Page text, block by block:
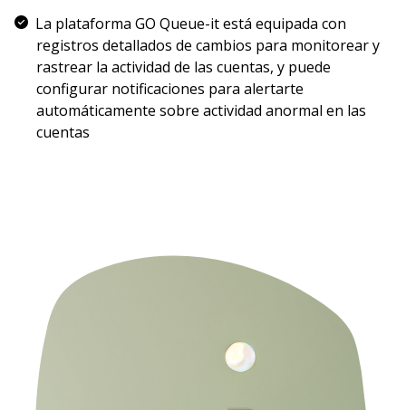
La plataforma GO Queue-it está equipada con
registros detallados de cambios para monitorear y
rastrear la actividad de las cuentas, y puede
configurar notificaciones para alertarte
automáticamente sobre actividad anormal en las
cuentas